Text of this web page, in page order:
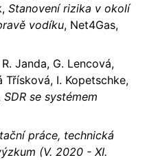
Stanovení rizika v okolí
vodíku, Net4Gas,
Janda, G. Lencová,
Třísková, I. Kopetschke,
SDR se systémem
práce, technická
(V. 2020 - XI.